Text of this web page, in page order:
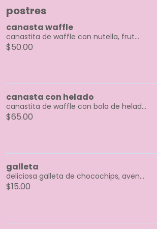
postres
canasta waffle
canastita de waffle con nutella, frut...
$50.00
canasta con helado
canastita de waffle con bola de helad...
$65.00
galleta
deliciosa galleta de chocochips, aven...
$15.00